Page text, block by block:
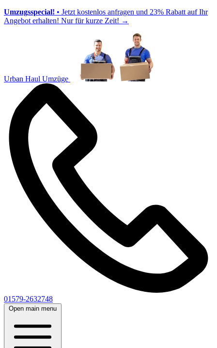
Umzugsspecial! • Jetzt kostenlos anfragen und 23% Rabatt auf Ihr
Angebot erhalten! Nur für kurze Zeit! →
Urban Haul Umzüge
01579-2632748
Open main menu